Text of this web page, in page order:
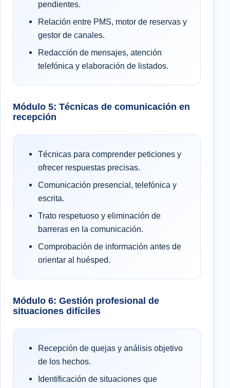
pendientes.
Relación entre PMS, motor de reservas y
gestor de canales.
Redacción de mensajes, atención
telefónica y elaboración de listados.
Módulo 5: Técnicas de comunicación en
recepción
Técnicas para comprender peticiones y
ofrecer respuestas precisas.
Comunicación presencial, telefónica y
escrita.
Trato respetuoso y eliminación de
barreras en la comunicación.
Comprobación de información antes de
orientar al huésped.
Módulo 6: Gestión profesional de
situaciones difíciles
Recepción de quejas y análisis objetivo
de los hechos.
Identificación de situaciones que